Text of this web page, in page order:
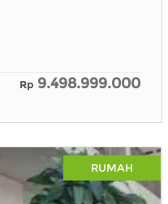
Rp 9.498.999.000
RUMAH